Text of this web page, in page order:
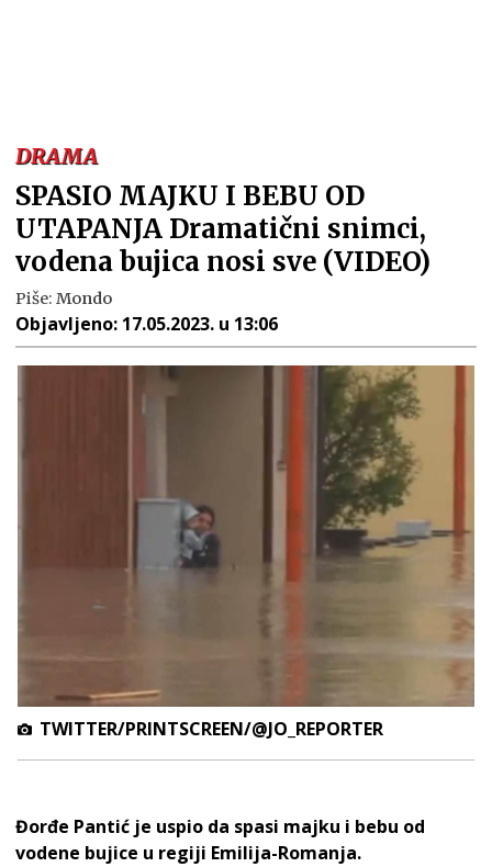
DRAMA
SPASIO MAJKU I BEBU OD
UTAPANJA Dramatični snimci,
vodena bujica nosi sve (VIDEO)
Piše: Mondo
Objavljeno: 17.05.2023. u 13:06
TWITTER/PRINTSCREEN/@JO_REPORTER
Đorđe Pantić je uspio da spasi majku i bebu od
vodene bujice u regiji Emilija-Romanja.